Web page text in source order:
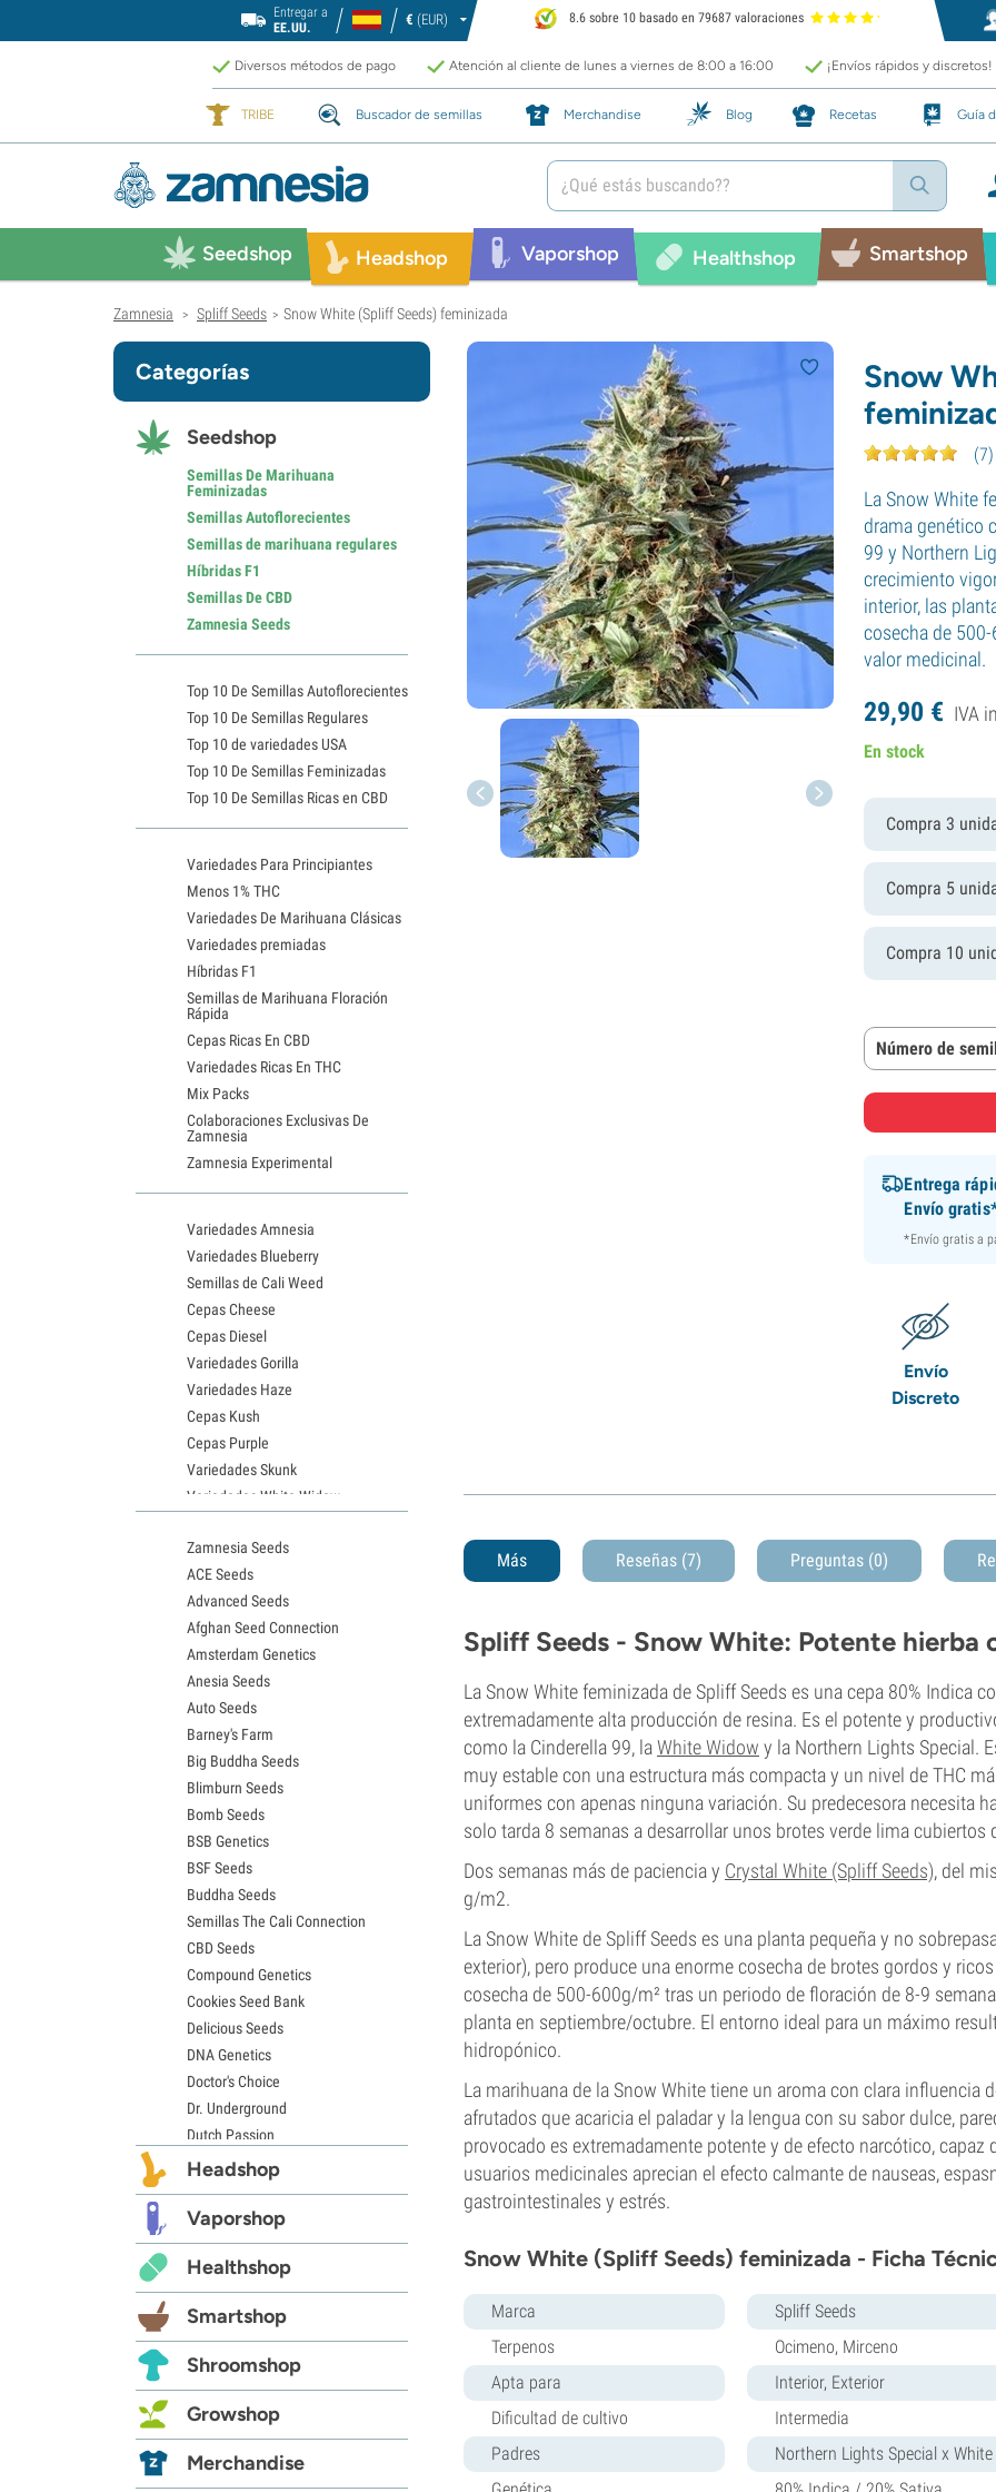
Entregar a
EE.UU.
€ (EUR) 8.6 sobre 10 basado en 79687 valoraciones
Diversos métodos de pago Atención al cliente de lunes a viernes de 8:00 a 16:00 ¡Envíos rápidos y discretos!
TRIBE Buscador de semillas Merchandise Blog Recetas Guía
Seedshop Headshop Vaporshop Healthshop Smartshop
Zamnesia > Spliff Seeds > Snow White (Spliff Seeds) feminizada
Snow
(7)
La Snow White
drama genético
99 y Northern
crecimiento
interior, las
cosecha de
valor medicinal.
29,90 € IVA
En stock
Compra 3
Compra 5
Compra 10
Número de
Entrega
Envío
*Envío gratis a
Envío
Discreto
Más Reseñas (7) Preguntas (0)
Spliff Seeds - Snow White: Potente hierba
La Snow White feminizada de Spliff Seeds es una cepa 80% Indica
extremadamente alta producción de resina. Es el potente y
como la Cinderella 99, laWhite Widow y la Northern Lights Special.
muy estable con una estructura más compacta y un nivel de THC
uniformes con apenas ninguna variación. Su predecesora necesita
solo tarda 8 semanas a desarrollar unos brotes verde lima
Dos semanas más de paciencia y Crystal White (Spliff Seeds), del
g/m2.
La Snow White de Spliff Seeds es una planta pequeña y no
exterior), pero produce una enorme cosecha de brotes gordos y
cosecha de 500-600g/m² tras un periodo de floración de 8-9
planta en septiembre/octubre. El entorno ideal para un máximo
hidropónico.
La marihuana de la Snow White tiene un aroma con clara influencia
afrutados que acaricia el paladar y la lengua con su sabor dulce,
provocado es extremadamente potente y de efecto narcótico,
usuarios medicinales aprecian el efecto calmante de nauseas,
gastrointestinales y estrés.
Snow White (Spliff Seeds) feminizada - Ficha
Marca
Spliff Seeds
Terpenos
Ocimeno, Mirceno
Apta para
Interior, Exterior
Dificultad de cultivo
Intermedia
Padres
Northern Lights Special x
Categorías
Seedshop
Semillas De Marihuana
Feminizadas
Semillas Autoflorecientes
Semillas de marihuana regulares
Híbridas F1
Semillas De CBD
Zamnesia Seeds
Top 10 De Semillas Autoflorecientes
Top 10 De Semillas Regulares
Top 10 de variedades USA
Top 10 De Semillas Feminizadas
Top 10 De Semillas Ricas en CBD
Variedades Para Principiantes
Menos 1% THC
Variedades De Marihuana Clásicas
Variedades premiadas
Híbridas F1
Semillas de Marihuana Floración
Rápida
Cepas Ricas En CBD
Variedades Ricas En THC
Mix Packs
Colaboraciones Exclusivas De
Zamnesia
Zamnesia Experimental
Variedades Amnesia
Variedades Blueberry
Semillas de Cali Weed
Cepas Cheese
Cepas Diesel
Variedades Gorilla
Variedades Haze
Cepas Kush
Cepas Purple
Variedades Skunk
Variedades White Widow
Semillas de Granddaddy Purple
Semillas de OG Kush
Semillas de Blue Dream
Semillas de Lemon Haze
Semillas de Bruce Banner
Semillas de Gelato
Semillas de Sour Diesel
Semillas de Jack Herer
Semillas de Girl Scout Cookies
Semillas de Wedding Cake
Semillas de Zkittlez
Semillas de Pineapple Express
Semillas de Chemdawg
Semillas de Hindu Kush
Semillas de Mimosa
Zamnesia Seeds
ACE Seeds
Advanced Seeds
Afghan Seed Connection
Amsterdam Genetics
Anesia Seeds
Auto Seeds
Barney's Farm
Big Buddha Seeds
Blimburn Seeds
Bomb Seeds
BSB Genetics
BSF Seeds
Buddha Seeds
Semillas The Cali Connection
CBD Seeds
Compound Genetics
Cookies Seed Bank
Delicious Seeds
DNA Genetics
Doctor's Choice
Dr. Underground
Dutch Passion
Elite Seeds
Exotic Seed
Expert Seeds
FastBuds
Female Seeds
French Touch Seeds
Garden of Green
GeneSeeds
G13 Labs
Grass-O-Matic
Headshop
Vaporshop
Healthshop
Smartshop
Shroomshop
Growshop
Merchandise